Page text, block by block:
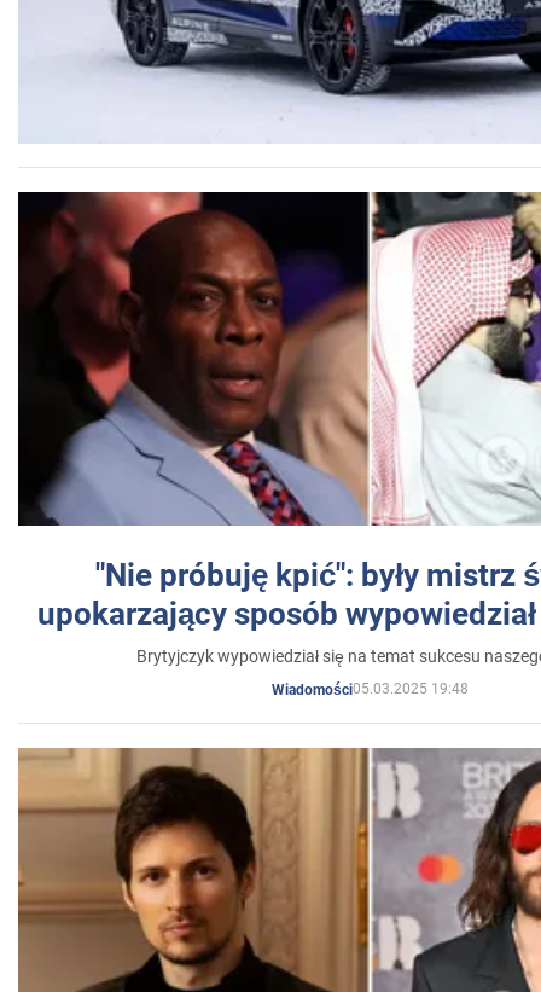
"Nie próbuję kpić": były mistrz
upokarzający sposób
Brytyjczyk wypowiedział się na temat sukcesu
Wiadomości05.03.2025 19:48